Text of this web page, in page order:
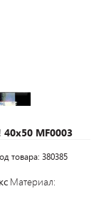
MF0003
товара: 380385
Материал: